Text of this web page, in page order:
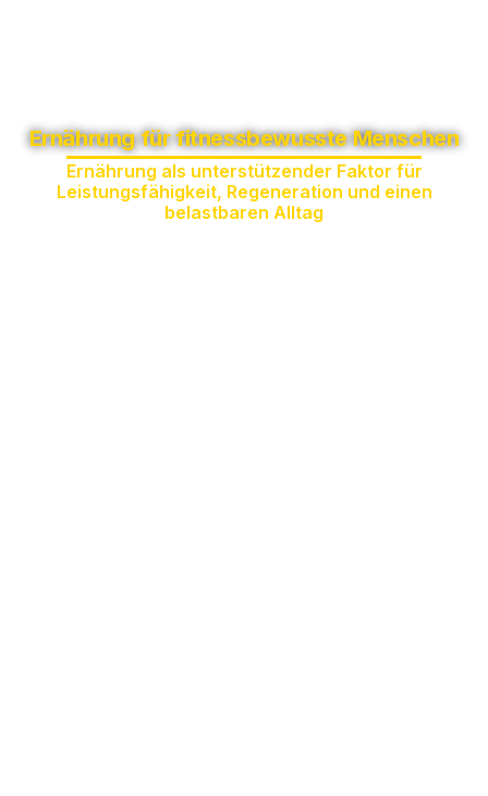
Ernährung für fitnessbewusste Menschen
Ernährung als unterstützender Faktor für
Leistungsfähigkeit, Regeneration und einen
belastbaren Alltag